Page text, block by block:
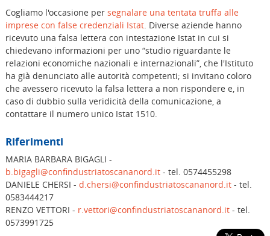
Cogliamo l'occasione per segnalare una tentata truffa alle
imprese con false credenziali Istat. Diverse aziende hanno
ricevuto una falsa lettera con intestazione Istat in cui si
chiedevano informazioni per uno “studio riguardante le
relazioni economiche nazionali e internazionali”, che l'Istituto
ha già denunciato alle autorità competenti; si invitano coloro
che avessero ricevuto la falsa lettera a non rispondere e, in
caso di dubbio sulla veridicità della comunicazione, a
contattare il numero unico Istat 1510.
Riferimenti
MARIA BARBARA BIGAGLI -
b.bigagli@confindustriatoscananord.it- tel. 0574455298
DANIELE CHERSI - d.chersi@confindustriatoscananord.it- tel.
0583444217
RENZO VETTORI - r.vettori@confindustriatoscananord.it- tel.
0573991725